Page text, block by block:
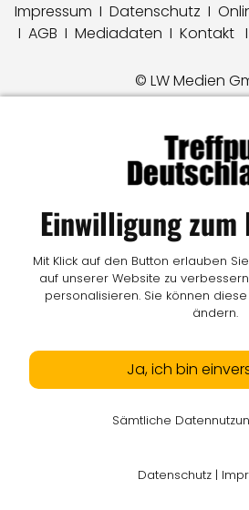
Impressum I Datenschutz I
I AGB I Mediadaten I Kontakt I
© LW Medien
Einwilligung zum
Mit Klick auf den Button erlauben
auf unserer Website zu
personalisieren. Sie können
ändern.
Ja, ich bin
Sämtliche
Datenschutz |